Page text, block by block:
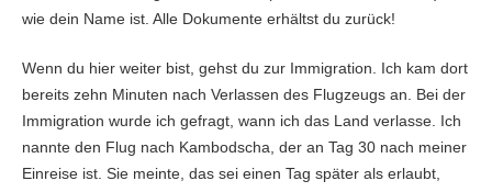
wie dein Name ist. Alle Dokumente erhältst du zurück!
Wenn du hier weiter bist, gehst du zur Immigration. Ich kam dort
bereits zehn Minuten nach Verlassen des Flugzeugs an. Bei der
Immigration wurde ich gefragt, wann ich das Land verlasse. Ich
nannte den Flug nach Kambodscha, der an Tag 30 nach meiner
Einreise ist. Sie meinte, das sei einen Tag später als erlaubt,